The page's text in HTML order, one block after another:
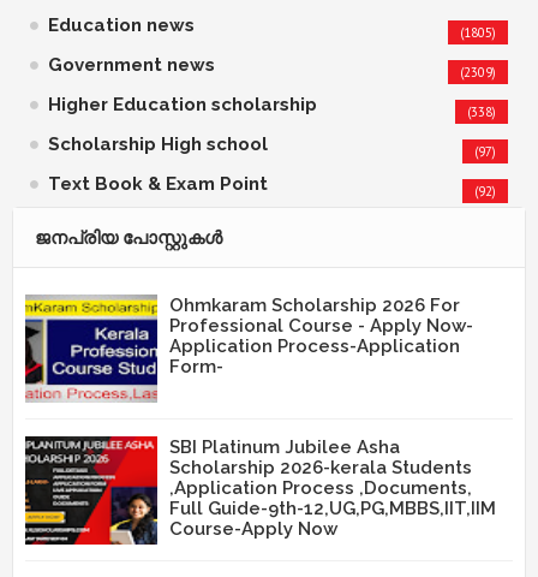
Education news (1805)
Government news (2309)
Higher Education scholarship (338)
Scholarship High school (97)
Text Book & Exam Point (92)
ജനപ്രിയ പോസ്റ്റുകള്‍‌
Ohmkaram Scholarship 2026 For
Professional Course - Apply Now-
Application Process-Application
Form-
SBI Platinum Jubilee Asha
Scholarship 2026-kerala Students
,Application Process ,Documents,
Full Guide-9th-12,UG,PG,MBBS,IIT,IIM
Course-Apply Now